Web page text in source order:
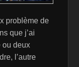
problème de
que j’ai
ou deux
l’autre